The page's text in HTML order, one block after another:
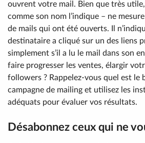
ouvrent votre mail. Bien que très
comme son nom l’indique – ne
de mails qui ont été ouverts. Il
destinataire a cliqué sur un des liens
simplement s’il a lu le mail dans son
faire progresser les ventes, élargir
followers ? Rappelez-vous quel est le
campagne de mailing et utilisez les
adéquats pour évaluer vos résultats.
Désabonnez ceux qui ne